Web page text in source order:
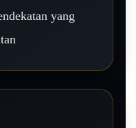
yang